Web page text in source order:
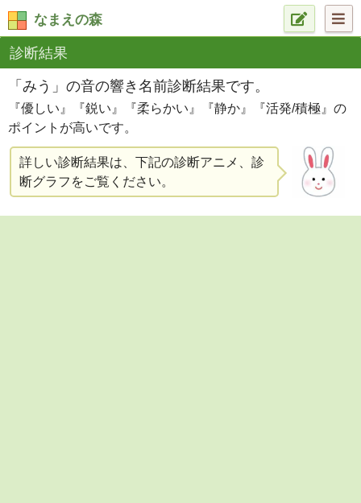
なまえの森
診断結果
「みう」の音の響き名前診断結果です。
『優しい』『鋭い』『柔らかい』『静か』『活発/積極』の
ポイントが高いです。
詳しい診断結果は、下記の診断アニメ、診
断グラフをご覧ください。